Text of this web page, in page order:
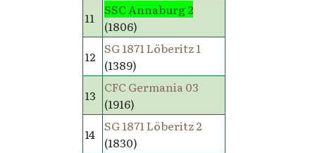
11
SSC Annaburg 2
(1806)
12 SG 1871 Löberitz 1
(1389)
13 CFC Germania 03
(1916)
14 SG 1871 Löberitz 2
(1830)